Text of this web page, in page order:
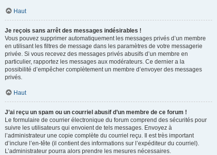
Haut
Je reçois sans arrêt des messages indésirables !
Vous pouvez supprimer automatiquement les messages privés d’un membre
en utilisant les filtres de message dans les paramètres de votre messagerie
privée. Si vous recevez des messages privés abusifs d’un membre en
particulier, rapportez les messages aux modérateurs. Ce dernier a la
possibilité d’empêcher complètement un membre d’envoyer des messages
privés.
Haut
J’ai reçu un spam ou un courriel abusif d’un membre de ce forum !
Le formulaire de courrier électronique du forum comprend des sécurités pour
suivre les utilisateurs qui envoient de tels messages. Envoyez à
l’administrateur une copie complète du courriel reçu. Il est très important
d’inclure l’en-tête (il contient des informations sur l’expéditeur du courriel).
L’administrateur pourra alors prendre les mesures nécessaires.